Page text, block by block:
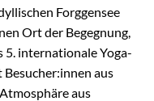
Forggensee
Ort der Begegnung,
5. internationale Yoga-
Besucher:innen aus
aus